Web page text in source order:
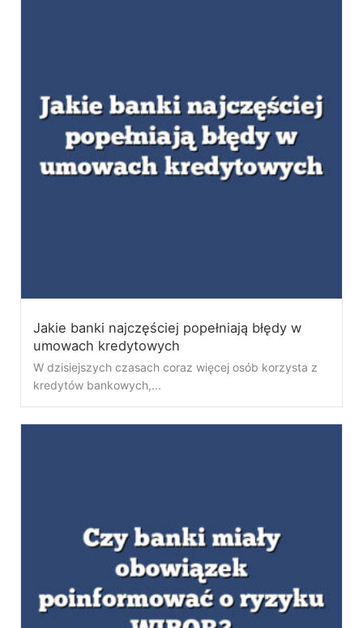
Jakie banki najczęściej popełniają błędy w
umowach kredytowych
W dzisiejszych czasach coraz więcej osób korzysta z
kredytów bankowych,...